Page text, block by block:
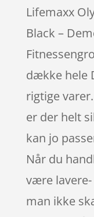
Lifemaxx
Black –
dække hele
rigtige
er der helt
kan jo
Når du
være lavere-
man ikke